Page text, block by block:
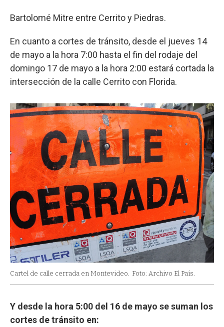
Bartolomé Mitre entre Cerrito y Piedras.
En cuanto a cortes de tránsito, desde el jueves 14
de mayo a la hora 7:00 hasta el fin del rodaje del
domingo 17 de mayo a la hora 2:00 estará cortada la
intersección de la calle Cerrito con Florida.
Cartel de calle cerrada en Montevideo. Foto: Archivo El País.
Y desde la hora 5:00 del 16 de mayo se suman los
cortes de tránsito en: